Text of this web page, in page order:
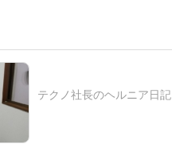
テクノ社長のヘルニア日記